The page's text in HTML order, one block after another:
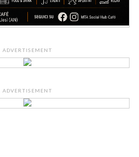
ADVERTISEMENT
ADVERTISEMENT